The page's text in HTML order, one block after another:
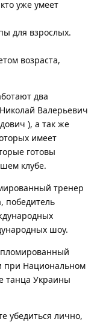
уже умеет
для взрослых.
возраста,
два
Валерьевич
), а так же
имеет
готовы
клубе.
тренер
победитель
шоу.
при Национальном
танца Украины
убедиться лично,